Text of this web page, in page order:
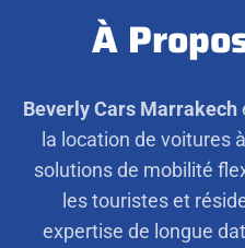
À
Beverly Cars Marrakech
la location de voitures
solutions de mobilité
les touristes et
expertise de longue